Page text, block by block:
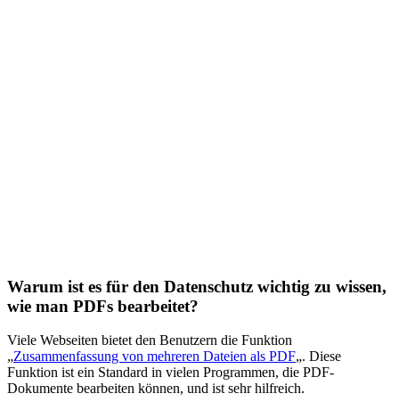
Warum ist es für den Datenschutz wichtig zu wissen,
wie man PDFs bearbeitet?
Viele Webseiten bietet den Benutzern die Funktion
„Zusammenfassung von mehreren Dateien als PDF„. Diese
Funktion ist ein Standard in vielen Programmen, die PDF-
Dokumente bearbeiten können, und ist sehr hilfreich.